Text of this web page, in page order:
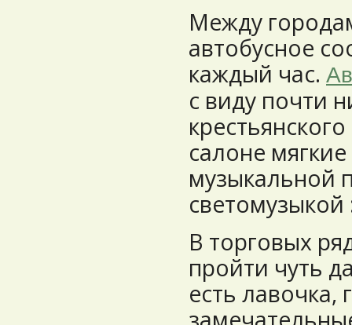
Между
автобусное
каждый час.
с виду почти
салоне
музыкальной
светомузыкой
В торговых
пройти чуть
есть лавочка,